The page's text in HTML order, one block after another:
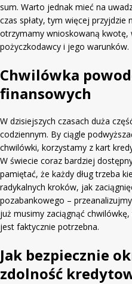
sum. Warto jednak mieć na
czas spłaty, tym więcej przyjdzie
otrzymamy wnioskowaną kwotę,
pożyczkodawcy i jego warunków.
Chwilówka
finansowych
W dzisiejszych czasach duża
codziennym. By ciągle
chwilówki, korzystamy z kart
W świecie coraz bardziej
pamiętać, że każdy dług trzeba
radykalnych kroków, jak
pozabankowego –
już musimy zaciągnąć
jest faktycznie potrzebna.
Jak bezpiecznie
zdolność